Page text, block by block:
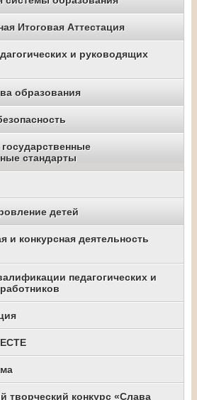
Итоговая Аттестация
и руководящих
образования
стандарты
детей
и конкурсная деятельность
педагогических и
творческий конкурс «Слава